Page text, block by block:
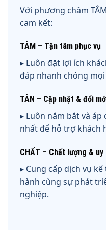
Với phương châm
cam kết:
TÂM – Tận tâm phục vụ
▸ Luôn đặt lợi ích
đáp nhanh chóng
TÂN – Cập nhật & đổi
▸ Luôn nắm bắt và
nhất để hỗ trợ khách
CHẤT – Chất lượng &
▸ Cung cấp dịch vụ
hành cùng sự phát
nghiệp.